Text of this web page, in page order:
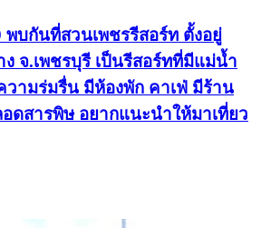
พบกันที่สวนเพชรรีสอร์ท ตั้งอยู่
จ.เพชรบุรี เป็นรีสอร์ทที่มีแม่น้ำ
วามร่มรื่น มีห้องพัก คาเฟ่ มีร้าน
ดสารพิษ อยากแนะนำให้มาเที่ยว